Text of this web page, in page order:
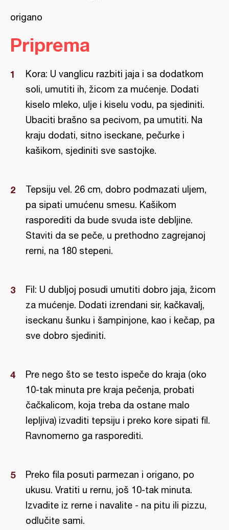
origano
Priprema
Kora: U vanglicu razbiti jaja i sa dodatkom
soli, umutiti ih, žicom za mućenje. Dodati
kiselo mleko, ulje i kiselu vodu, pa sjediniti.
Ubaciti brašno sa pecivom, pa umutiti. Na
kraju dodati, sitno iseckane, pečurke i
kašikom, sjediniti sve sastojke.
Tepsiju vel. 26 cm, dobro podmazati uljem,
pa sipati umućenu smesu. Kašikom
rasporediti da bude svuda iste debljine.
Staviti da se peče, u prethodno zagrejanoj
rerni, na 180 stepeni.
Fil: U dubljoj posudi umutiti dobro jaja, žicom
za mućenje. Dodati izrendani sir, kačkavalj,
iseckanu šunku i šampinjone, kao i kečap, pa
sve dobro sjediniti.
Pre nego što se testo ispeče do kraja (oko
10-tak minuta pre kraja pečenja, probati
čačkalicom, koja treba da ostane malo
lepljiva) izvaditi tepsiju i preko kore sipati fil.
Ravnomerno ga rasporediti.
Preko fila posuti parmezan i origano, po
ukusu. Vratiti u rernu, još 10-tak minuta.
Izvadite iz rerne i navalite - na pitu ili pizzu,
odlučite sami.